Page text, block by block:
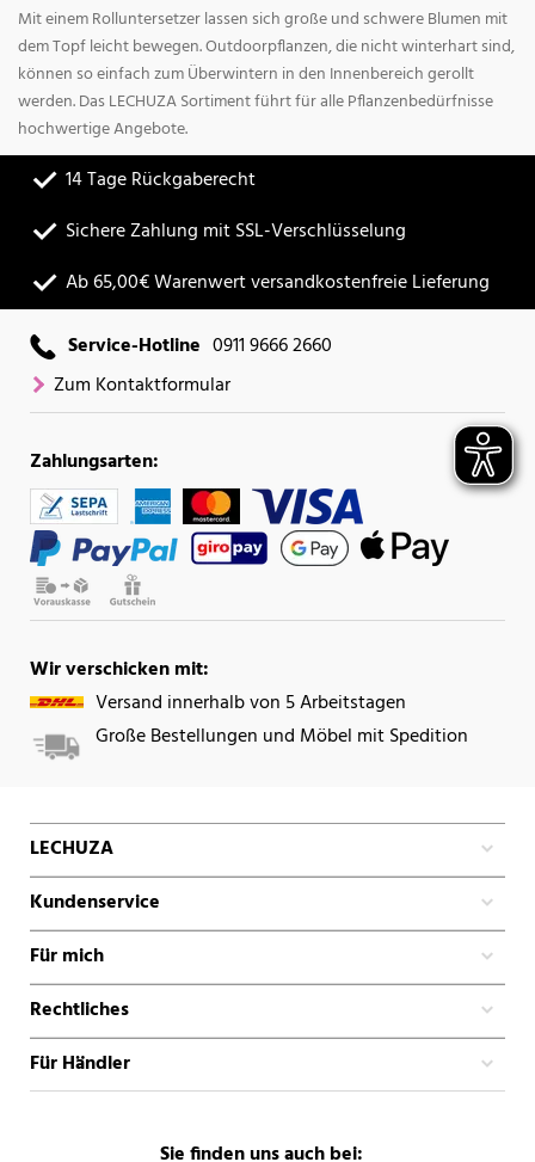
Mit einem Rolluntersetzer lassen sich große und schwere Blumen mit
dem Topf leicht bewegen. Outdoorpflanzen, die nicht winterhart sind,
können so einfach zum Überwintern in den Innenbereich gerollt
werden. Das LECHUZA Sortiment führt für alle Pflanzenbedürfnisse
hochwertige Angebote.
14 Tage Rückgaberecht
Sichere Zahlung mit SSL-Verschlüsselung
Ab 65,00€ Warenwert versandkostenfreie Lieferung
Service-Hotline 0911 9666 2660
Zum Kontaktformular
Zahlungsarten:
Wir verschicken mit:
Versand innerhalb von 5 Arbeitstagen
Große Bestellungen und Möbel mit Spedition
LECHUZA
Kundenservice
Für mich
Rechtliches
Für Händler
Sie finden uns auch bei: